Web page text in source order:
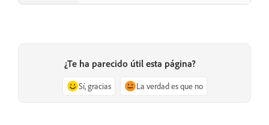
¿Te ha parecido útil esta página?
Sí, gracias La verdad es que no